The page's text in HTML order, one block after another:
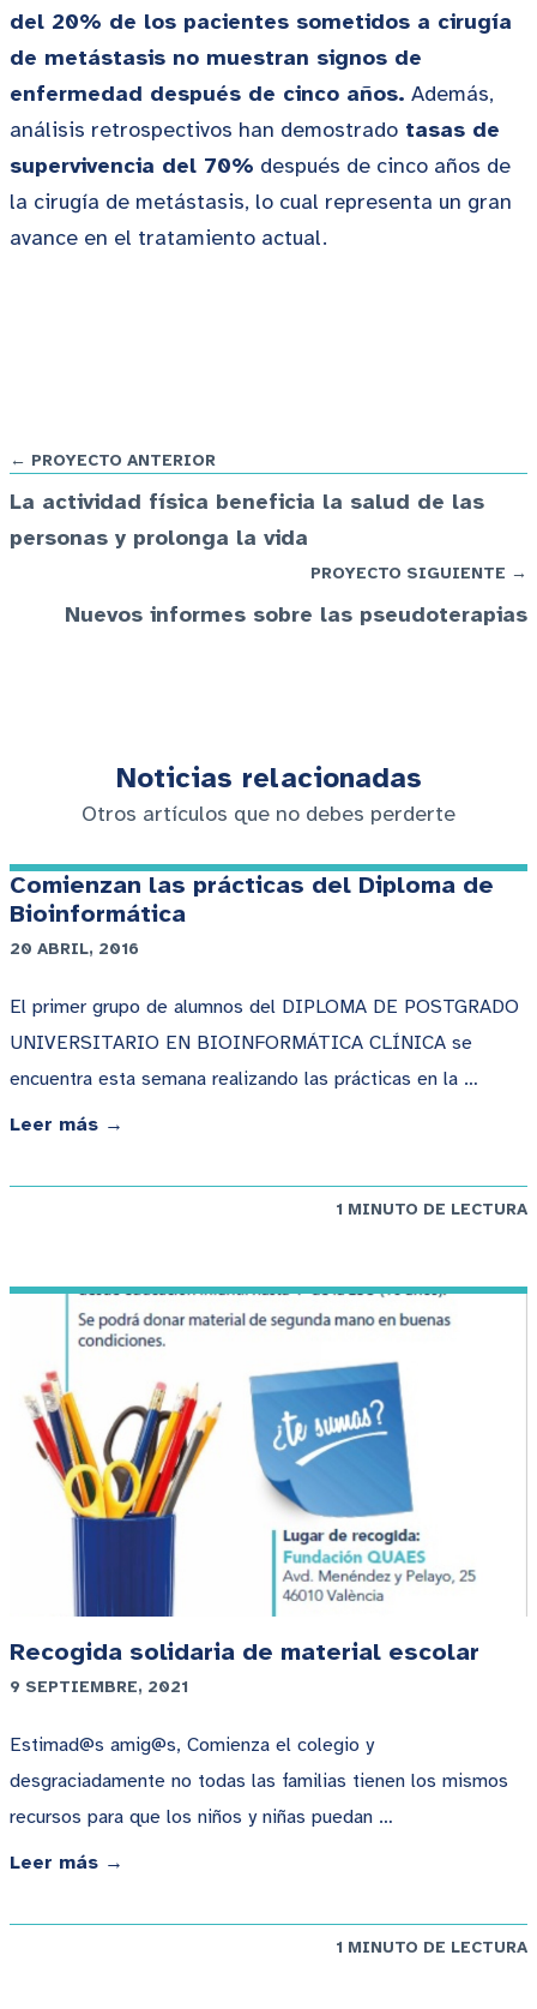
del 20% de los pacientes sometidos a cirugía
de metástasis no muestran signos de
enfermedad después de cinco años. Además,
análisis retrospectivos han demostrado tasas de
supervivencia del 70% después de cinco años de
la cirugía de metástasis, lo cual representa un gran
avance en el tratamiento actual.
← PROYECTO ANTERIOR
La actividad física beneficia la salud de las
personas y prolonga la vida
PROYECTO SIGUIENTE →
Nuevos informes sobre las pseudoterapias
Noticias relacionadas
Otros artículos que no debes perderte
Comienzan las prácticas del Diploma de
Bioinformática
20 ABRIL, 2016
El primer grupo de alumnos del DIPLOMA DE POSTGRADO
UNIVERSITARIO EN BIOINFORMÁTICA CLÍNICA se
encuentra esta semana realizando las prácticas en la …
Leer más →
1 MINUTO DE LECTURA
Recogida solidaria de material escolar
9 SEPTIEMBRE, 2021
Estimad@s amig@s, Comienza el colegio y
desgraciadamente no todas las familias tienen los mismos
recursos para que los niños y niñas puedan …
Leer más →
1 MINUTO DE LECTURA